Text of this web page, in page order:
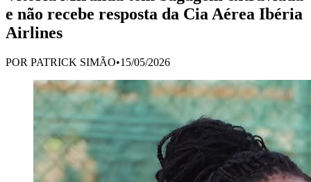
e não recebe resposta da Cia Aérea Ibéria
Airlines
POR PATRICK SIMÃO•15/05/2026